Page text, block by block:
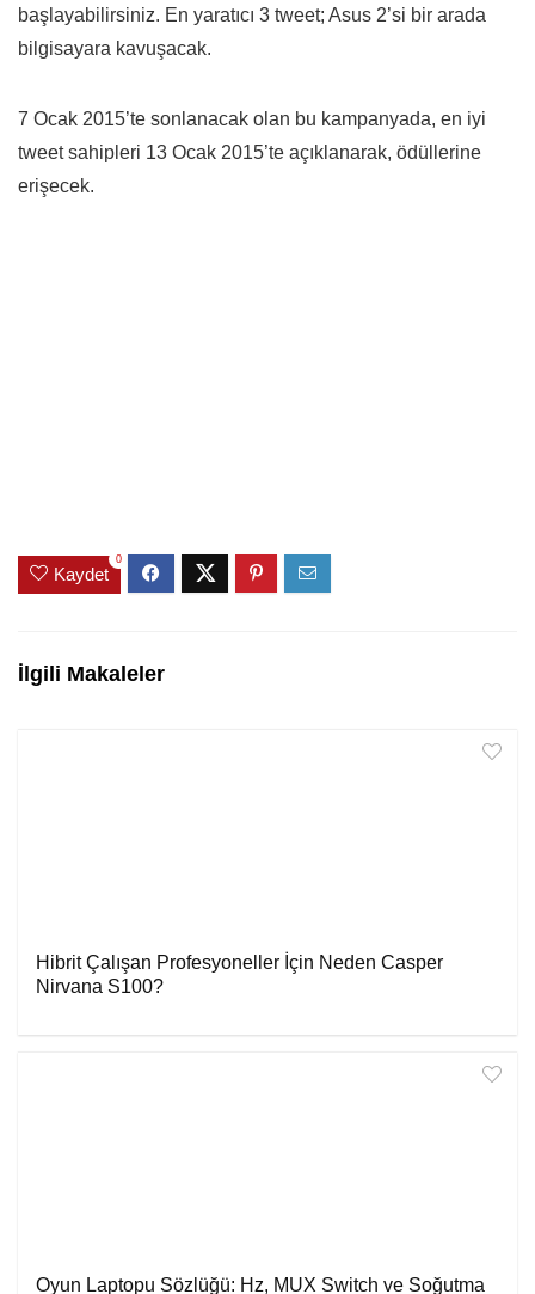
başlayabilirsiniz. En yaratıcı 3 tweet; Asus 2’si bir arada
bilgisayara kavuşacak.
7 Ocak 2015’te sonlanacak olan bu kampanyada, en iyi
tweet sahipleri 13 Ocak 2015’te açıklanarak, ödüllerine
erişecek.
Kaydet
0
İlgili Makaleler
Hibrit Çalışan Profesyoneller İçin Neden Casper
Nirvana S100?
Oyun Laptopu Sözlüğü: Hz, MUX Switch ve Soğutma